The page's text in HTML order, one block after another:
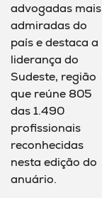
advogadas mais
admiradas do
país e destaca a
liderança do
Sudeste, região
que reúne 805
das 1.490
profissionais
reconhecidas
nesta edição do
anuário.